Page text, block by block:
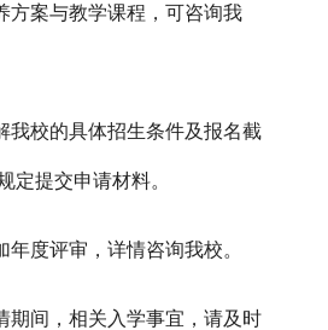
方案与教学课程，可咨询我
我校的具体招生条件及报名截
定提交申请材料。
年度评审，详情咨询我校。
期间，相关入学事宜，请及时